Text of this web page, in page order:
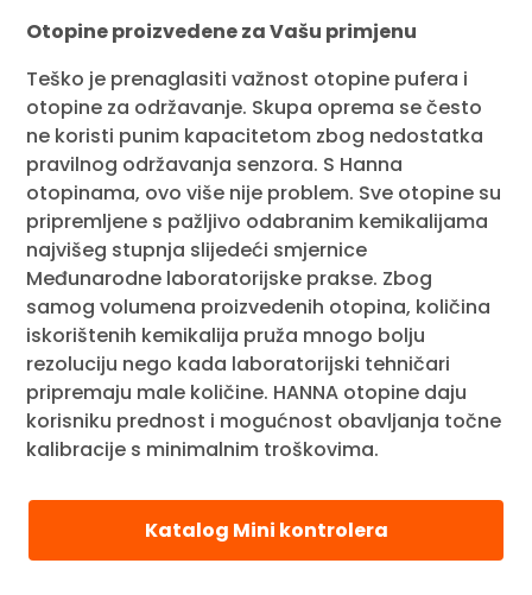
Otopine proizvedene za Vašu primjenu
Teško je prenaglasiti važnost otopine pufera i
otopine za održavanje. Skupa oprema se često
ne koristi punim kapacitetom zbog nedostatka
pravilnog održavanja senzora. S Hanna
otopinama, ovo više nije problem. Sve otopine su
pripremljene s pažljivo odabranim kemikalijama
najvišeg stupnja slijedeći smjernice
Međunarodne laboratorijske prakse. Zbog
samog volumena proizvedenih otopina, količina
iskorištenih kemikalija pruža mnogo bolju
rezoluciju nego kada laboratorijski tehničari
pripremaju male količine. HANNA otopine daju
korisniku prednost i mogućnost obavljanja točne
kalibracije s minimalnim troškovima.
Katalog Mini kontrolera